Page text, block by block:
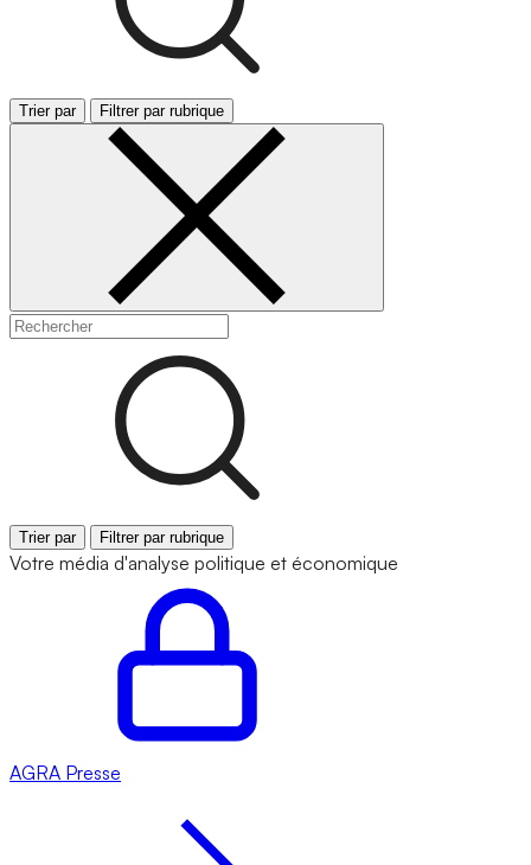
Trier par Filtrer par rubrique
Trier par Filtrer par rubrique
Votre média d'analyse politique et économique
AGRA Presse